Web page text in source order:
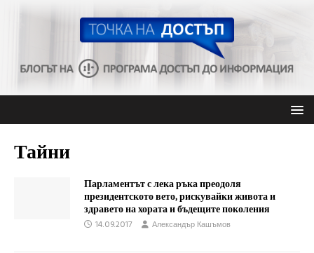
Тайни
Парламентът с лека ръка преодоля
президентското вето, рискувайки живота и
здравето на хората и бъдещите поколения
14.09.2017 Александър Кашъмов